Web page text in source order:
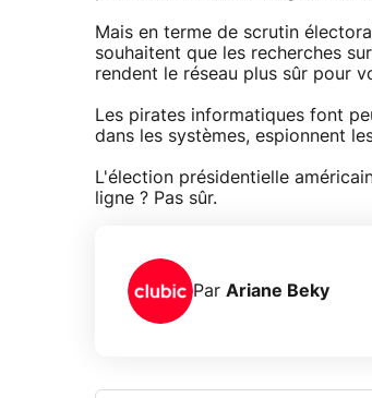
Mais en terme de scrutin
souhaitent que les recherches
rendent le réseau plus sûr pour
Les pirates informatiques font
dans les systèmes, espionnent
L'élection présidentielle
ligne ? Pas sûr.
Par Ariane Beky